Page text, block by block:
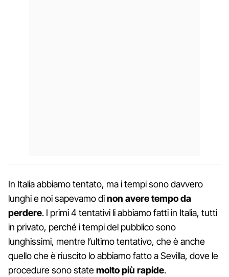
In Italia abbiamo tentato, ma i tempi sono davvero
lunghi e noi sapevamo dinon avere tempo da
perdere. I primi 4 tentativi li abbiamo fatti in Italia, tutti
in privato, perché i tempi del pubblico sono
lunghissimi, mentre l’ultimo tentativo, che è anche
quello che è riuscito lo abbiamo fatto a Sevilla, dove le
procedure sono statemolto più rapide.